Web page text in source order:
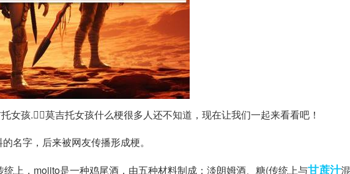
女孩.，莫吉托女孩什么梗很多人还不知道，现在让我们一起来看看吧！
名字，后来被网友传播形成梗。
上，mojito是一种鸡尾酒，由五种材料制成：淡朗姆酒、糖(传统上与甘蔗汁